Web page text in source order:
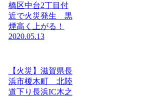
橋区中台2丁目付
近で火災発生 黒
煙高く上がる！
2020.05.13
【火災】滋賀県長
浜市榎木町 北陸
道下り長浜IC木之